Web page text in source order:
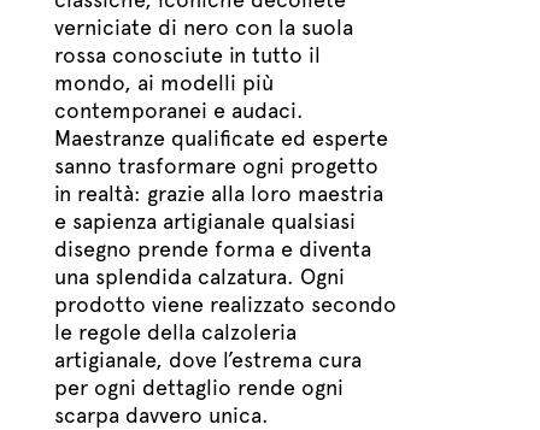
verniciate di nero con la suola
rossa conosciute in tutto il
mondo, ai modelli più
contemporanei e audaci.
Maestranze qualificate ed esperte
sanno trasformare ogni progetto
in realtà: grazie alla loro maestria
e sapienza artigianale qualsiasi
disegno prende forma e diventa
una splendida calzatura. Ogni
prodotto viene realizzato secondo
le regole della calzoleria
artigianale, dove l’estrema cura
per ogni dettaglio rende ogni
scarpa davvero unica.